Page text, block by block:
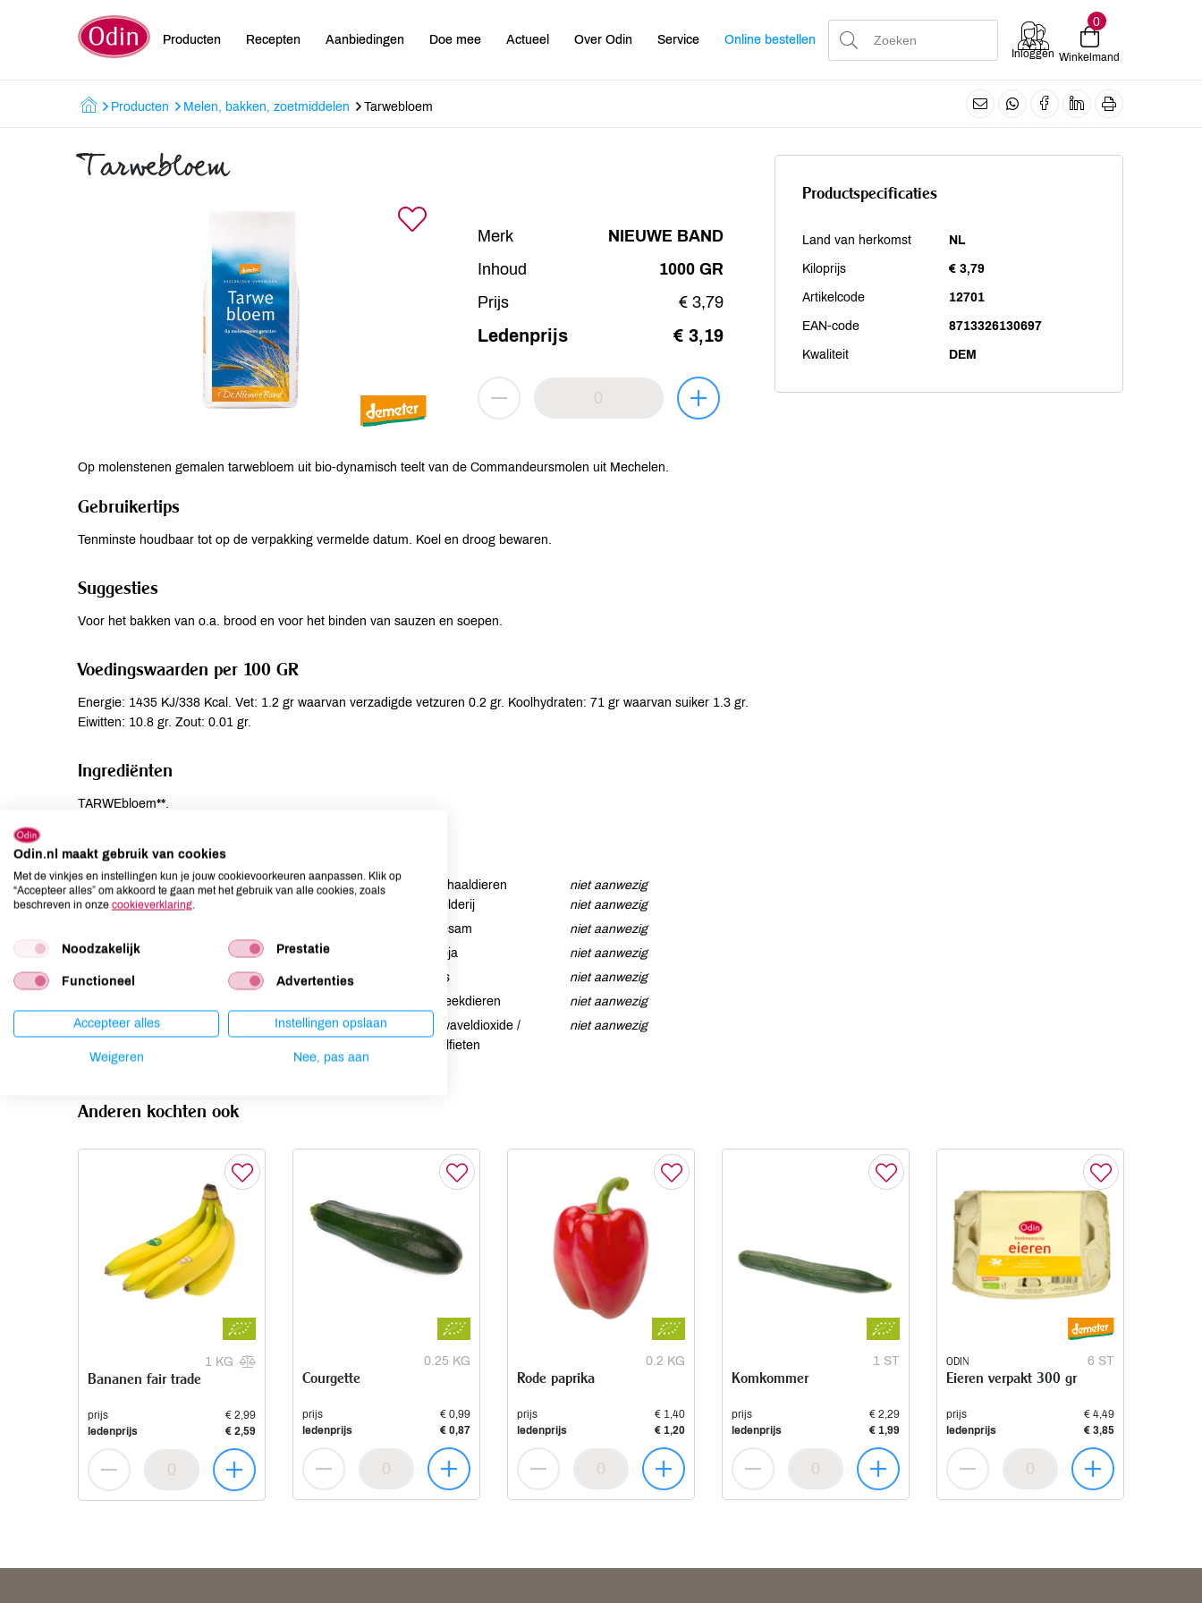
Producten Recepten Aanbiedingen Doe mee Actueel Over Odin Service Online bestellen
Inloggen
0
Winkelmand
Producten Melen, bakken, zoetmiddelen Tarwebloem
Tarwebloem
Merk
NIEUWE BAND
Inhoud
1000 GR
Prijs
€ 3,79
Ledenprijs € 3,19
Op molenstenen gemalen tarwebloem uit bio-dynamisch teelt van de Commandeursmolen uit Mechelen.
Gebruikertips
Tenminste houdbaar tot op de verpakking vermelde datum. Koel en droog bewaren.
Suggesties
Voor het bakken van o.a. brood en voor het binden van sauzen en soepen.
Voedingswaarden per 100 GR
Energie: 1435 KJ/338 Kcal. Vet: 1.2 gr waarvan verzadigde vetzuren 0.2 gr. Koolhydraten: 71 gr waarvan suiker 1.3 gr.
Eiwitten: 10.8 gr. Zout: 0.01 gr.
Ingrediënten
TARWEbloem**.
Allergenen
Aardnoten
niet aanwezig
Ei
Lactose
niet aanwezig
Lupine
niet aanwezig
Noten
niet aanwezig
Schaaldieren
niet aanwezig
Selderij
niet aanwezig
Sesam
niet aanwezig
Soja
niet aanwezig
Vis
niet aanwezig
Weekdieren
niet aanwezig
Zwaveldioxide /
sulfieten
niet aanwezig
Productspecificaties
Land van herkomst NL
Kiloprijs € 3,79
Artikelcode 12701
EAN-code 8713326130697
Kwaliteit DEM
Anderen kochten ook
1 KG
Bananen fair trade
prijs
€ 2,99
ledenprijs
€ 2,59
0.25 KG
Courgette
prijs
€ 0,99
ledenprijs
€ 0,87
0.2 KG
Rode paprika
prijs
€ 1,40
ledenprijs
€ 1,20
1 ST
Komkommer
prijs
€ 2,29
ledenprijs
€ 1,99
ODIN 6 ST
Eieren verpakt 300 gr
prijs
€ 4,49
ledenprijs
€ 3,85
Odin.nl maakt gebruik van cookies
Met de vinkjes en instellingen kun je jouw cookievoorkeuren aanpassen. Klik op
“Accepteer alles” om akkoord te gaan met het gebruik van alle cookies, zoals
beschreven in onze cookieverklaring.
Noodzakelijk Prestatie
Functioneel Advertenties
Accepteer alles Instellingen opslaan
Weigeren Nee, pas aan